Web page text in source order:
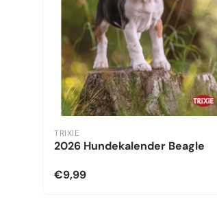
TRIXIE
2026 Hundekalender Beagle
€9,99